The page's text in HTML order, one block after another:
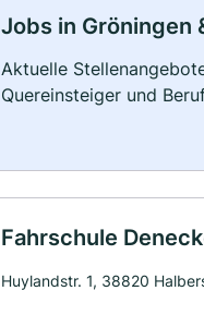
Jobs in Gröningen
Aktuelle
Quereinsteiger und
Fahrschule
Huylandstr. 1, 38820